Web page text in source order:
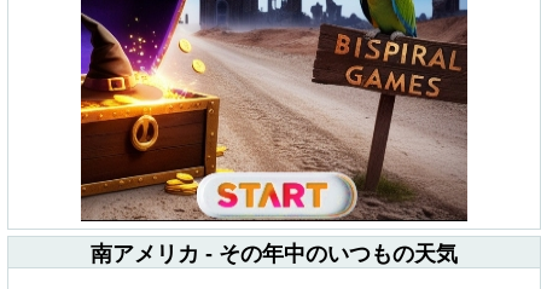
南アメリカ - その年中のいつもの天気